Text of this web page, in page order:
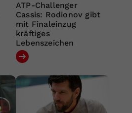
ATP-Challenger
Cassis: Rodionov gibt
mit Finaleinzug
kräftiges
Lebenszeichen